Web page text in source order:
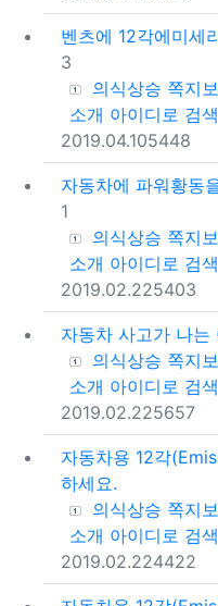
벤츠에 12각에미세
댓글
3
등록자의식상승 쪽지
소개 아이디로 검색
등록일
2019.04.10조회
5448
자동차에 파워황동
댓글
1
등록자의식상승 쪽지
소개 아이디로 검색
등록일
2019.02.22조회
5403
자동차 사고가 나는
등록자의식상승 쪽지
소개 아이디로 검색
등록일
2019.02.22조회
5657
자동차용 12각
하세요.
등록자의식상승 쪽지
소개 아이디로 검색
등록일
2019.02.22조회
4422